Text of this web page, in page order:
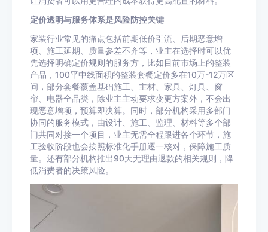
定价透明与服务体系是风险防控关键
家装行业常见的痛点包括前期低价引流、后期恶意增
项、施工延期、质量参差不齐等，业主在选择时可以优
先选择明确定价规则的服务方，比如目前市场上的整装
产品，100平中线面积的整装套餐定价多在10万-12万区
间，部分套餐覆盖基础施工、主材、家具、灯具、窗
帘、电器全品类，除业主主动要求变更方案外，不会出
现恶意增项，预算即决算。同时，部分机构采用多部门
协同的服务模式，由设计、施工、监理、材料等多个部
门共同对接一个项目，业主无需全程跟进各个环节，施
工验收阶段也会按照标准化手册逐一核对，保障施工质
量。还有部分机构推出90天无理由退款的相关规则，降
低消费者的决策风险。